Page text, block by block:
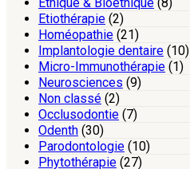
Etiothérapie (2)
Homéopathie (21)
Implantologie dentaire (10)
Micro-Immunothérapie (1)
Neurosciences (9)
Non classé (2)
Occlusodontie (7)
Odenth (30)
Parodontologie (10)
Phytothérapie (27)